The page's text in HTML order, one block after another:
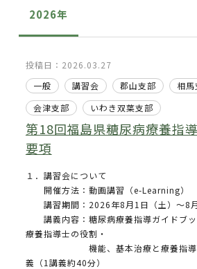
2026年
投稿日：2026.03.27
一般
講習会 郡山支部 相
会津支部
いわき双葉支部
第18回福島県糖尿病療養指
要項
１．講習会について
開催方法：動画講習（e-Learning）
講習期間：2026年8月1日（土）～8月
講義内容：糖尿病療養指導ガイドブ
療養指導士の役割・
機能、基本治療と療養指導、
義（1講義約40分）